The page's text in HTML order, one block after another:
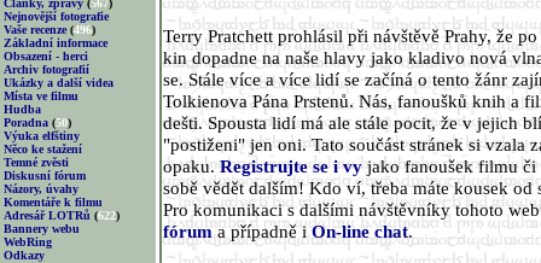
Články, zprávy (567)
Nejnovější fotografie
Vaše recenze (496)
Základní informace
Obsazení - herci
Archiv fotografií
Ukázky a další videa
Místa ve filmu
Hudba
Poradna (50)
Výuka elfštiny
Něco ke stažení
Temné zvěsti
Diskusní fórum
Názory, úvahy
Komentáře k filmu
Adresář LOTRů (622)
Bannery webu
WebRing
Odkazy
Terry Pratchett prohlásil při návštěvě Prahy, že
kin dopadne na naše hlavy jako kladivo nová
se. Stále více a více lidí se začíná o tento žánr
Tolkienova Pána Prstenů. Nás, fanoušků knih a
dešti. Spousta lidí má ale stále pocit, že v jejich
"postiženi" jen oni. Tato součást stránek si vzala
opaku.Registrujte se i vyjako fanoušek filmu či
sobě vědět dalším! Kdo ví, třeba máte kousek od
Pro komunikaci s dalšími návštěvníky tohoto
fóruma případně iOn-line chat.